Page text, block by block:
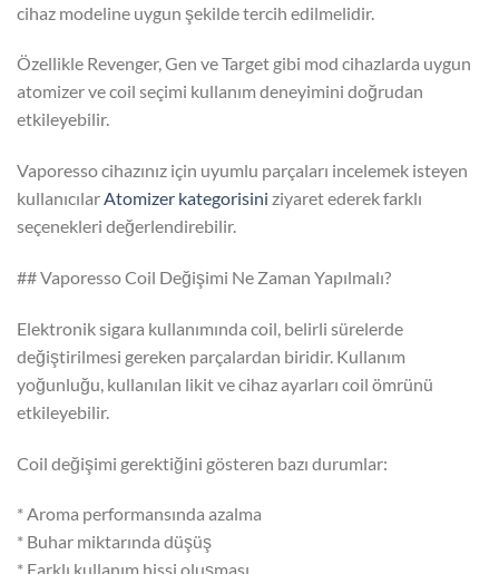
cihaz modeline uygun şekilde tercih edilmelidir.
Özellikle Revenger, Gen ve Target gibi mod cihazlarda uygun
atomizer ve coil seçimi kullanım deneyimini doğrudan
etkileyebilir.
Vaporesso cihazınız için uyumlu parçaları incelemek isteyen
kullanıcılarAtomizer kategorisini ziyaret ederek farklı
seçenekleri değerlendirebilir.
## Vaporesso Coil Değişimi Ne Zaman Yapılmalı?
Elektronik sigara kullanımında coil, belirli sürelerde
değiştirilmesi gereken parçalardan biridir. Kullanım
yoğunluğu, kullanılan likit ve cihaz ayarları coil ömrünü
etkileyebilir.
Coil değişimi gerektiğini gösteren bazı durumlar:
* Aroma performansında azalma
* Buhar miktarında düşüş
* Farklı kullanım hissi oluşması